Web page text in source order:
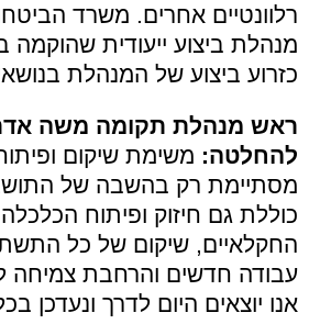
רלוונטיים אחרים. משרד
מנהלת ביצוע ייעודית
כזרוע ביצוע של המנהלת
ראש מנהלת תקומה משה
להחלטה: משימת שיקום
מסתיימת רק בהשבה של
כוללת גם חיזוק ופיתוח
החקלאיים, שיקום של כל
עבודה חדשים והרחבת צמיחה
אנו יוצאים היום לדרך ונעדכן